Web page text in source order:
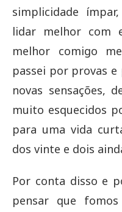
simplicidade
lidar melhor com
melhor comigo
passei por provas e
novas sensações,
muito esquecidos
para uma vida
dos vinte e dois
Por conta disso e
pensar que